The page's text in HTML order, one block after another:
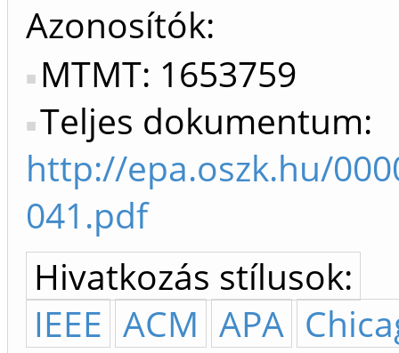
Azonosítók
MTMT: 1653759
Teljes dokumentum:
http://epa.oszk.hu/
041.pdf
Hivatkozás stílusok:
IEEE ACM APA